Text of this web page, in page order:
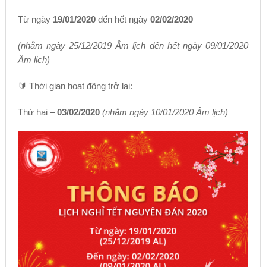
Từ ngày 19/01/2020đến hết ngày 02/02/2020
(nhằm ngày 25/12/2019 Âm lịch đến hết ngày 09/01/2020
Âm lịch)
🔰 Thời gian hoạt động trở lại:
Thứ hai –03/02/2020 (nhằm ngày 10/01/2020 Âm lịch)